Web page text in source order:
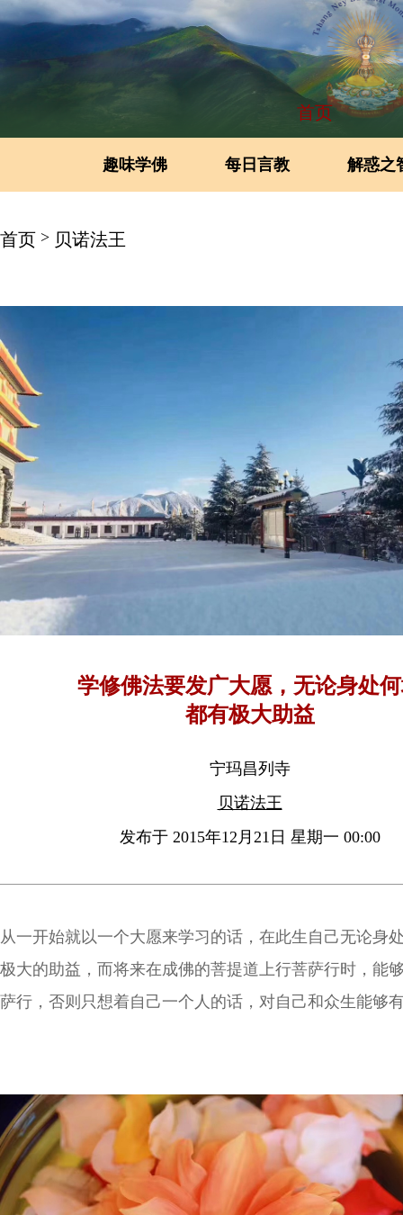
首页
趣味学佛 每日言教 解惑之
首页 > 贝诺法王
学修佛法要发广大愿，无论身处
都有极大助益
宁玛昌列寺
贝诺法王
发布于 2015年12月21日 星期一 00:00
从一开始就以一个大愿来学习的话，在此生自己无论身
极大的助益，而将来在成佛的菩提道上行菩萨行时，能
萨行，否则只想着自己一个人的话，对自己和众生能够